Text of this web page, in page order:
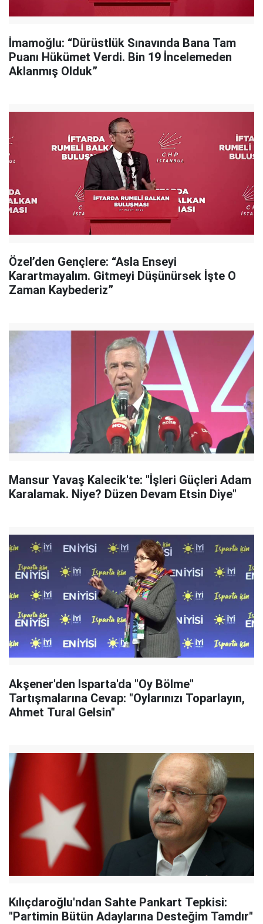
İmamoğlu: “Dürüstlük Sınavında Bana Tam
Puanı Hükümet Verdi. Bin 19 İncelemeden
Aklanmış Olduk”
Özel’den Gençlere: “Asla Enseyi
Karartmayalım. Gitmeyi Düşünürsek İşte O
Zaman Kaybederiz”
Mansur Yavaş Kalecik'te: "İşleri Güçleri Adam
Karalamak. Niye? Düzen Devam Etsin Diye"
Akşener'den Isparta'da "Oy Bölme"
Tartışmalarına Cevap: "Oylarınızı Toparlayın,
Ahmet Tural Gelsin"
Kılıçdaroğlu'ndan Sahte Pankart Tepkisi:
"Partimin Bütün Adaylarına Desteğim Tamdır"